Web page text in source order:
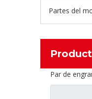
Partes del